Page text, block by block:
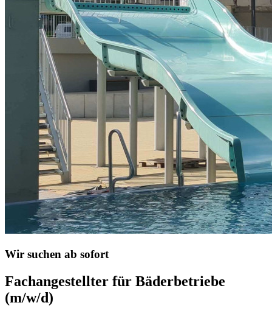
Wir suchen ab sofort
Fachangestellter für Bäderbetriebe
(m/w/d)